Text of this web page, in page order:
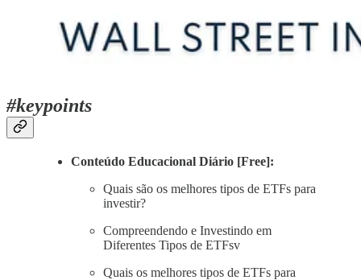
#keypoints
Conteúdo Educacional Diário [Free]:
Quais são os melhores tipos de ETFs para
investir?
Compreendendo e Investindo em
Diferentes Tipos de ETFsv
Quais os melhores tipos de ETFs para